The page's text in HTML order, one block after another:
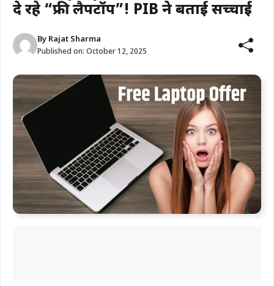
दे रहे “फ्री लैपटॉप”! PIB ने बताई सच्चाई
By Rajat Sharma
Published on: October 12, 2025